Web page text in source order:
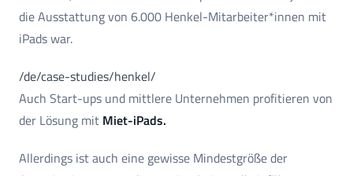
die Ausstattung von 6.000 Henkel-Mitarbeiter*innen mit
iPads war.
/de/case-studies/henkel/
Auch Start-ups und mittlere Unternehmen profitieren von
der Lösung mit Miet-iPads.
Allerdings ist auch eine gewisse Mindestgröße der